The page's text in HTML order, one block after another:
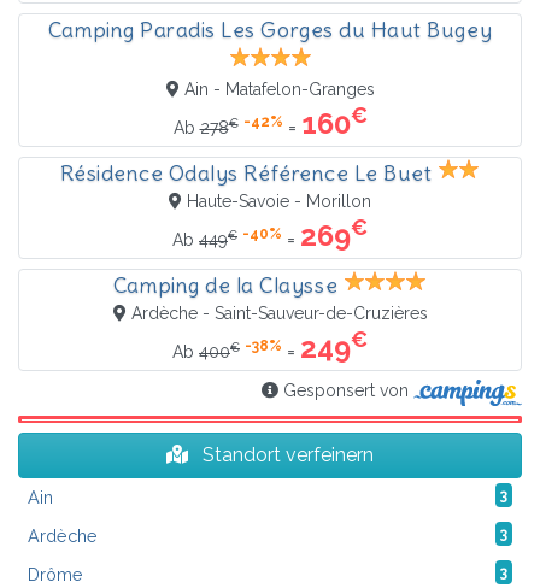
Camping Paradis Les Gorges du Haut Bugey
Ain - Matafelon-Granges
Ab278€ -42% = 160€
Résidence Odalys Référence Le Buet
Haute-Savoie - Morillon
Ab 449€ -40% = 269€
Camping de la Claysse
Ardèche - Saint-Sauveur-de-Cruzières
Ab 400€ -38% = 249€
Gesponsert von
Standort verfeinern
Ain 3
Ardèche 3
Drôme 3